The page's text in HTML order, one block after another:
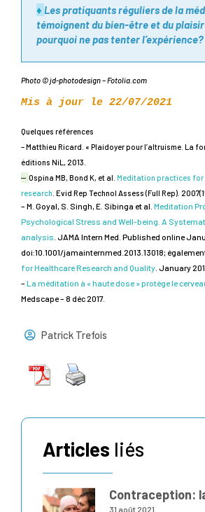
♦ Les pratiquants réguliers de la
témoignent du bien-être et du
pourquoi ne pas tenter l’expérience?
Photo © jd-photodesign – Fotolia.com
Mis à jour le 22/07/2021
Quelques références
– Matthieu Ricard. « Plaidoyer pour l’altruisme. La
éditions NiL, 2013.
– Ospina MB, Bond K, et al. Meditation practices for
research . Evid Rep Technol Assess (Full Rep) .
– M. Goyal, S. Singh, E. Sibinga et al. Meditation
Psychological Stress and Well-being. A
analysis . JAMA Intern Med. Published online
doi:10.1001/jamainternmed.2013.13018;
for Healthcare Research and Quality . January
– La méditation à « haute dose » protège le
Medscape – 8 déc 2017.
Patrick Trefois
Articles liés
Contraception:
31 août 2021